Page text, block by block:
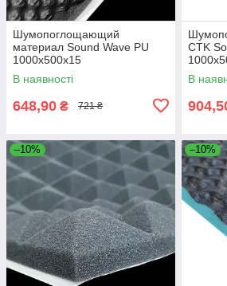
Шумопоглощающий
материал Sound Wave PU
1000x500x15
В наявності
648,90 ₴ 721 ₴
CTK
В
–10% –10%